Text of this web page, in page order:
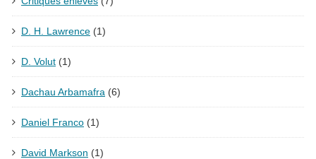
D. H. Lawrence (1)
D. Volut (1)
Dachau Arbamafra (6)
Daniel Franco (1)
David Markson (1)